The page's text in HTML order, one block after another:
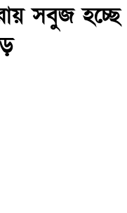
সবুজ হচ্ছে